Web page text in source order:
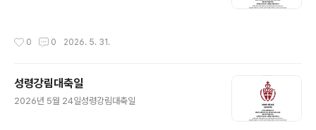
0 0 2026. 5. 31.
성령강림대축일
2026년 5월 24일성령강림대축일